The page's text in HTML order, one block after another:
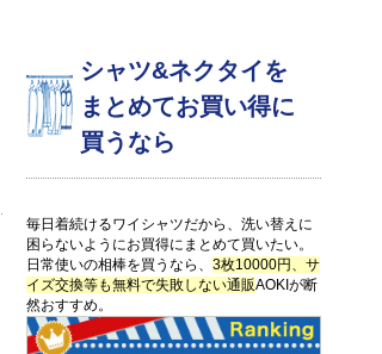
シャツ&ネクタイを
まとめてお買い得に
買うなら
毎日着続けるワイシャツだから、洗い替えに
困らないようにお買得にまとめて買いたい。
日常使いの相棒を買うなら、 3枚10000円、サ
イズ交換等も無料で失敗しない通販AOKIが断
然おすすめ。